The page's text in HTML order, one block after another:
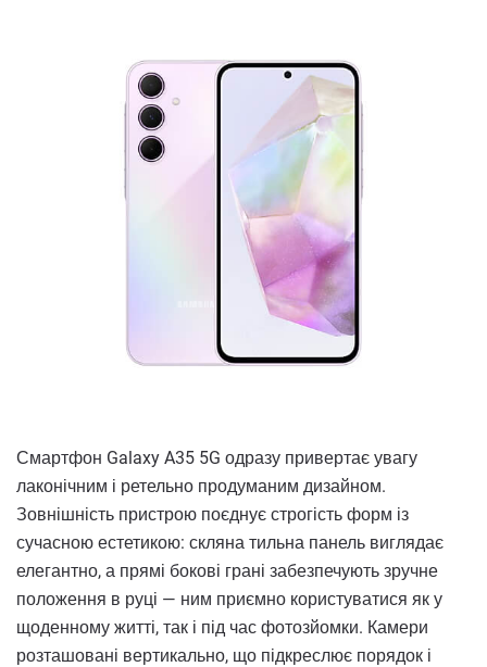
Смартфон Galaxy A35 5G одразу привертає увагу
лаконічним і ретельно продуманим дизайном.
Зовнішність пристрою поєднує строгість форм із
сучасною естетикою: скляна тильна панель виглядає
елегантно, а прямі бокові грані забезпечують зручне
положення в руці — ним приємно користуватися як у
щоденному житті, так і під час фотозйомки. Камери
розташовані вертикально, що підкреслює порядок і